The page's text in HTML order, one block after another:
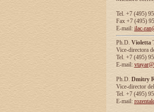
Tel. +7 (495)
Fax +7 (495)
E-mail: ilac-
Ph.D. Violetta
Vice-directora
Tel. +7 (495)
E-mail:
Ph.D. Dmitry
Vice-director
Tel. +7 (495)
E-mail: